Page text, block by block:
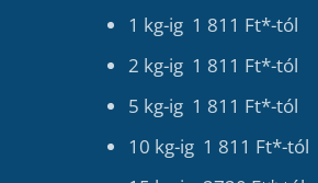
1 kg-ig 1 811 Ft*-tól
2 kg-ig 1 811 Ft*-tól
5 kg-ig 1 811 Ft*-tól
10 kg-ig 1 811 Ft*-tól